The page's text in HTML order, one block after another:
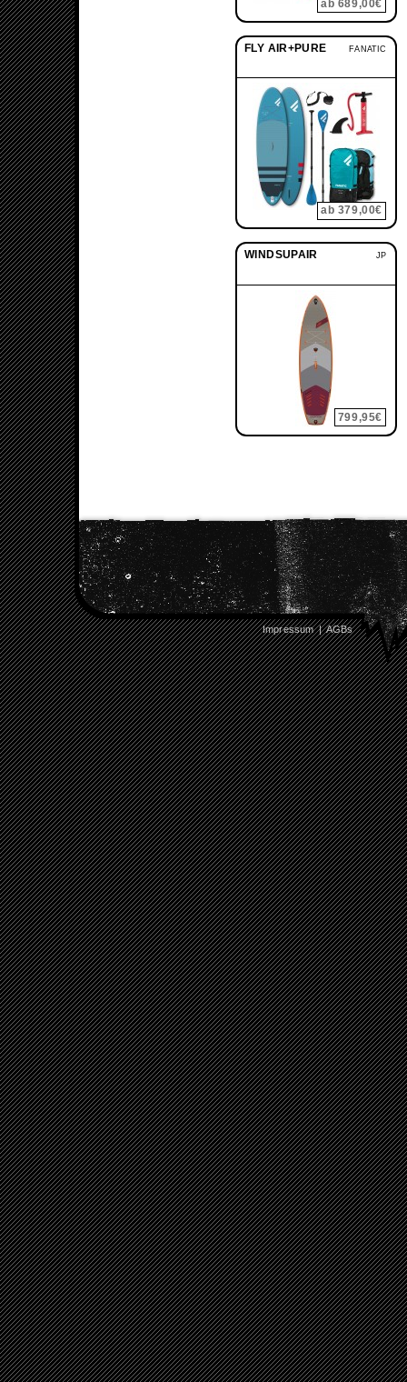
ab 689,00€
FANATIC
FLY AIR+PURE
ab 379,00€
JP
WINDSUPAIR
799,95€
Impressum|AGBs